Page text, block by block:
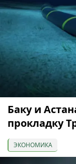
Баку и
прокладку
ЭКОНОМИКА